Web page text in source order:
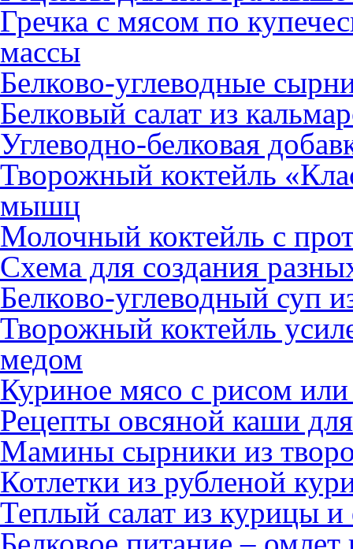
Гречка с мясом по
массы
Белково-углеводные
Белковый салат из
Углеводно-белковая
Творожный коктейль
мышц
Молочный коктейль с
Схема для создания
Белково-углеводный суп
Творожный коктейль
медом
Куриное мясо с рисом
Рецепты овсяной каши
Мамины сырники из
Котлетки из рубленой
Теплый салат из курицы и